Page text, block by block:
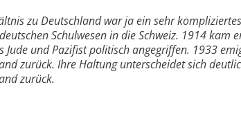
zu Deutschland war ja ein sehr
Schulwesen in die Schweiz. 1914
Jude und Pazifist politisch angegriffen. 1933
zurück. Ihre Haltung unterscheidet sich
zurück.